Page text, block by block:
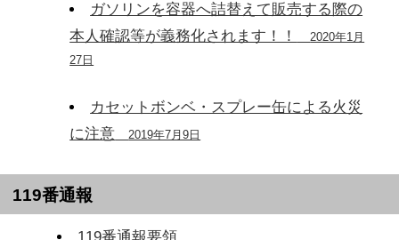
ガソリンを容器へ詰替えて販売する際の
本人確認等が義務化されます！！
2020年1月
27日
カセットボンベ・スプレー缶による火災
に注意
2019年7月9日
119番通報